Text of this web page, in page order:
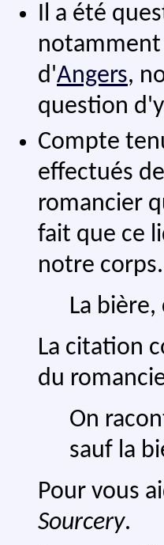
Il a été
notamment
d'Angers,
question
Compte
effectués
romancier
fait que ce
notre
La bière,
La citation
du
On
sauf la
Pour vous
Sourcery.